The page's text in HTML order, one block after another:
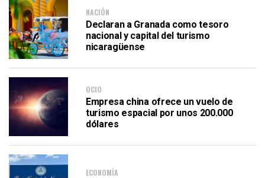
NACIÓN
Declaran a Granada como tesoro
nacional y capital del turismo
nicaragüense
OCIO
Empresa china ofrece un vuelo de
turismo espacial por unos 200.000
dólares
ECONOMÍA